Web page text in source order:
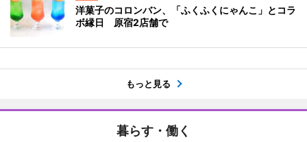
洋菓子のコロンバン、「ふくふくにゃんこ」とコラ
ボ縁日 原宿2店舗で
もっと見る
暮らす・働く